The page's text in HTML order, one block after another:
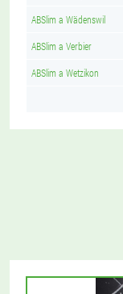
ABSlim a Wädenswil
ABSlim a Verbier
ABSlim a Wetzikon